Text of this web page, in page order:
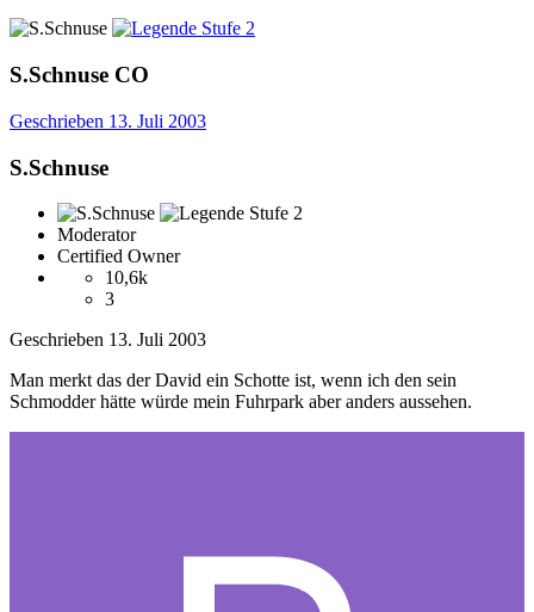
S.Schnuse CO
Geschrieben 13. Juli 2003
S.Schnuse
Moderator
Certified Owner
10,6k
3
Geschrieben 13. Juli 2003
Man merkt das der David ein Schotte ist, wenn ich den sein
Schmodder hätte würde mein Fuhrpark aber anders aussehen.